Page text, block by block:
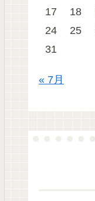
17
18
24
25
31
« 7月